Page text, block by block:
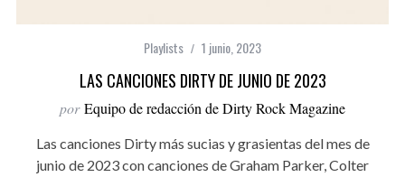
Playlists 1 junio, 2023
LAS CANCIONES DIRTY DE JUNIO DE 2023
por Equipo de redacción de Dirty Rock Magazine
Las canciones Dirty más sucias y grasientas del mes de
junio de 2023 con canciones de Graham Parker, Colter